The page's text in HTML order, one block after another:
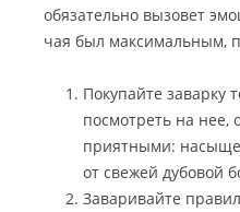
обязательно вызовет
чая был максимальным,
Покупайте заварку
посмотреть на нее,
приятными:
от свежей дубовой
Заваривайте